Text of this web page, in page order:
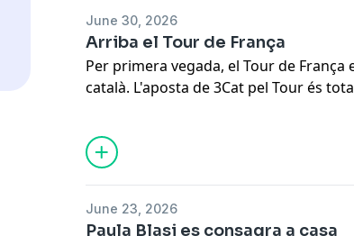
de Televisió de Catalunya. I conversem
tot i retirar-se com a ciclista
treballant en l'equip del senyal
June 30, 2026
Arriba el Tour de França
Per primera vegada, el Tour de
català. L'aposta de 3Cat pel Tour és
desplegament que inclou, entre
de la presentació dels equips i de les
transcorreran per territori català. A
d'aquest desplegament amb els seus
parla del que coneix millor: la seguretat
June 23, 2026
Paula Blasi es consagra a casa